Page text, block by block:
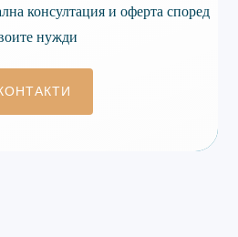
консултация и оферта според
нужди